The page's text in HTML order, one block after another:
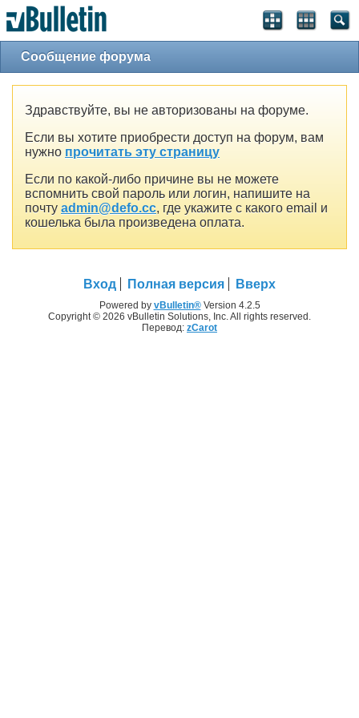
Сообщение форума
Здравствуйте, вы не авторизованы на форуме.
Если вы хотите приобрести доступ на форум, вам
нужно прочитать эту страницу
Если по какой-либо причине вы не можете
вспомнить свой пароль или логин, напишите на
почту admin@defo.cc, где укажите с какого email и
кошелька была произведена оплата.
Вход Полная версия Вверх
Powered by vBulletin®Version 4.2.5
Copyright © 2026 vBulletin Solutions, Inc. All rights reserved.
Перевод: zCarot